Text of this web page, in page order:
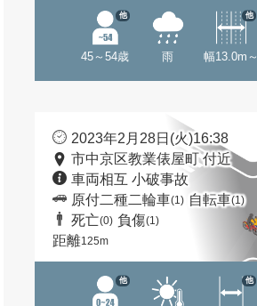
45～54歳
他
雨 幅13.0m～
他
2023年2月28日(火)16:38
市中京区教業俵屋町 付近
車両相互 小破事故
原付二種二輪車(1) 自転車(1)
死亡(0) 負傷(1)
距離125m
他 他